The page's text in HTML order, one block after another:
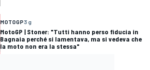
MOTOGP3 g
MotoGP | Stoner: "Tutti hanno perso fiducia in
Bagnaia perché si lamentava, ma si vedeva che
la moto non era la stessa"